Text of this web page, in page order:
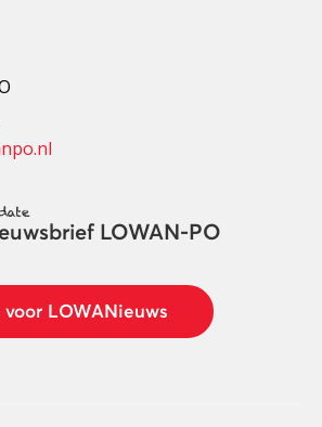
LOWAN-PO
LOWANieuws